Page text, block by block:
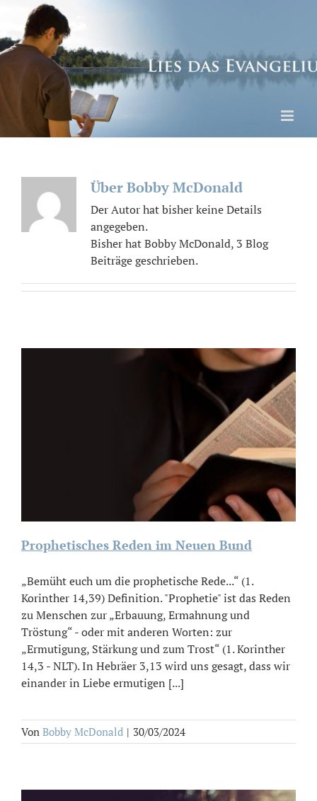
content
ÜberBobby McDonald
Der Autor hat bisher keine Details
angegeben.
Bisher hat Bobby McDonald, 3 Blog
Beiträge geschrieben.
Prophetisches Reden im Neuen Bund
„Bemüht euch um die prophetische Rede...“ (1.
Korinther 14,39) Definition. "Prophetie" ist das Reden
zu Menschen zur „Erbauung, Ermahnung und
Tröstung“ - oder mit anderen Worten: zur
„Ermutigung, Stärkung und zum Trost“ (1. Korinther
14,3 - NLT). In Hebräer 3,13 wird uns gesagt, dass wir
einander in Liebe ermutigen [...]
Von Bobby McDonald | 30/03/2024